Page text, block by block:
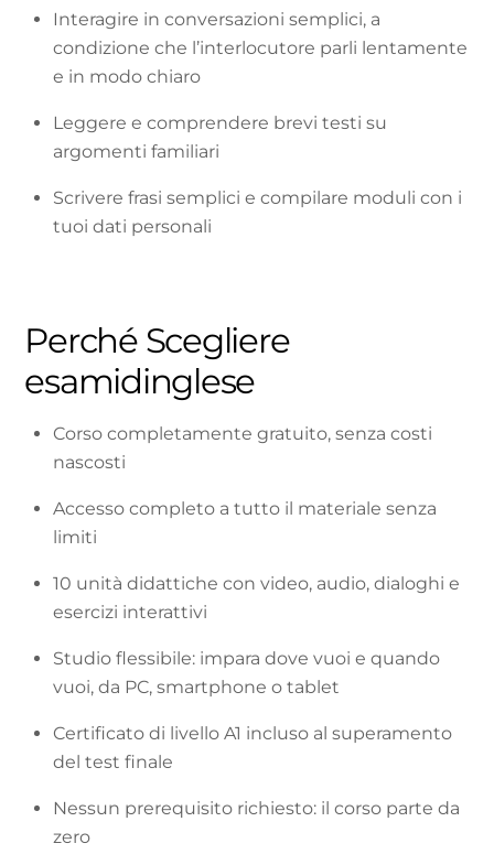
Interagire in conversazioni semplici, a
condizione che l’interlocutore parli lentamente
e in modo chiaro
Leggere e comprendere brevi testi su
argomenti familiari
Scrivere frasi semplici e compilare moduli con i
tuoi dati personali
Perché Scegliere
esamidinglese
Corso completamente gratuito, senza costi
nascosti
Accesso completo a tutto il materiale senza
limiti
10 unità didattiche con video, audio, dialoghi e
esercizi interattivi
Studio flessibile: impara dove vuoi e quando
vuoi, da PC, smartphone o tablet
Certificato di livello A1 incluso al superamento
del test finale
Nessun prerequisito richiesto: il corso parte da
zero